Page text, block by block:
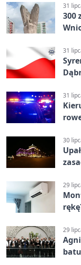
31
300
31
31
30
29
29